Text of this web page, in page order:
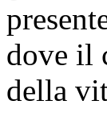
dove il
della